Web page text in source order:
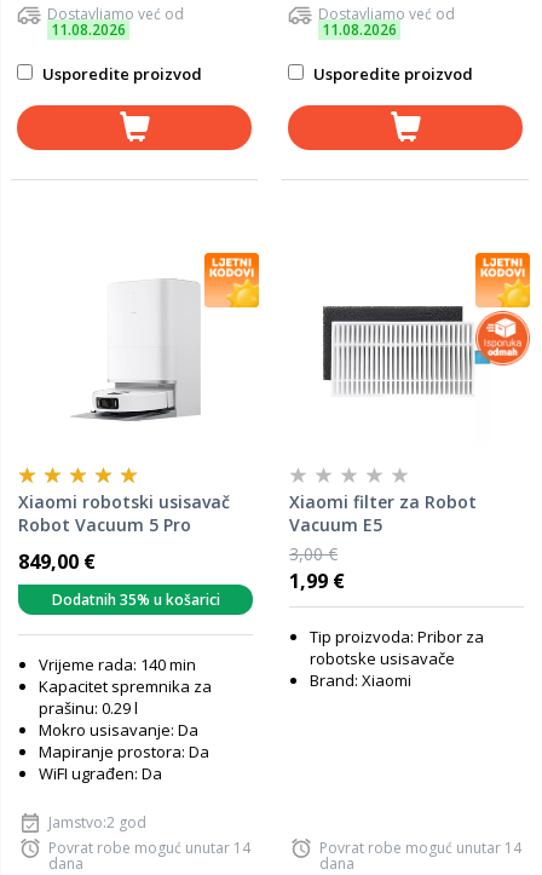
Dostavljamo već od
11.08.2026
Usporedite proizvod
Dostavljamo već od
11.08.2026
Usporedite proizvod
Xiaomi robotski usisavač
Robot Vacuum 5 Pro
849,00 €
Dodatnih 35% u košarici
Vrijeme rada: 140 min
Kapacitet spremnika za
prašinu: 0.29 l
Mokro usisavanje: Da
Mapiranje prostora: Da
WiFI ugrađen: Da
Jamstvo:2 god
Povrat robe moguć unutar 14
dana
Xiaomi filter za Robot
Vacuum E5
3,00 €
1,99 €
Tip proizvoda: Pribor za
robotske usisavače
Brand: Xiaomi
Povrat robe moguć unutar 14
dana